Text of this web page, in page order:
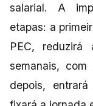
salarial. A
etapas: a
PEC,
semanais,
depois,